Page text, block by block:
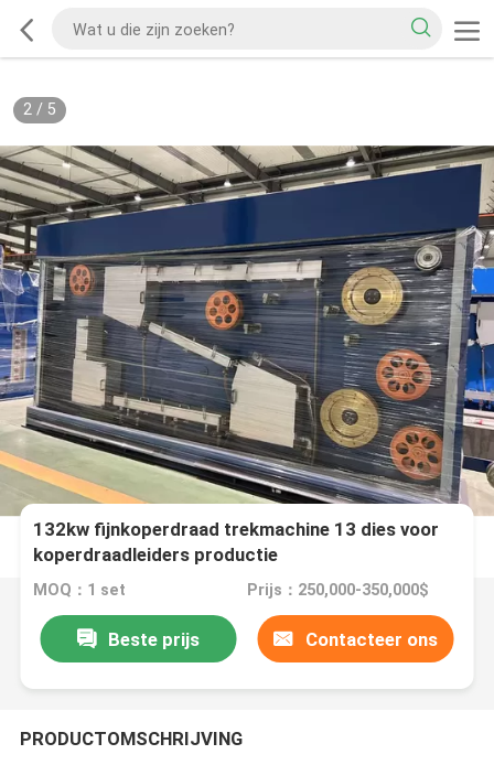
2/ 5
132kw fijnkoperdraad trekmachine 13 dies voor
koperdraadleiders productie
MOQ：1 set Prijs：250,000-350,000$
Beste prijs Contacteer ons
PRODUCTOMSCHRIJVING